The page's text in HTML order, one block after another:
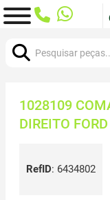
1028109
DIREITO
RefID: 6434802